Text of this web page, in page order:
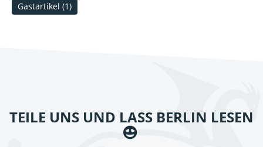
Gastartikel (1)
TEILE UNS UND LASS BERLIN LESEN